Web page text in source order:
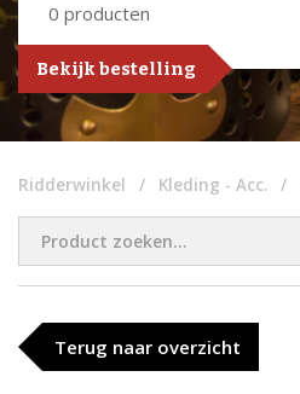
0 producten
Bekijk bestelling
Ridderwinkel Kleding - Acc.
Terug naar overzicht